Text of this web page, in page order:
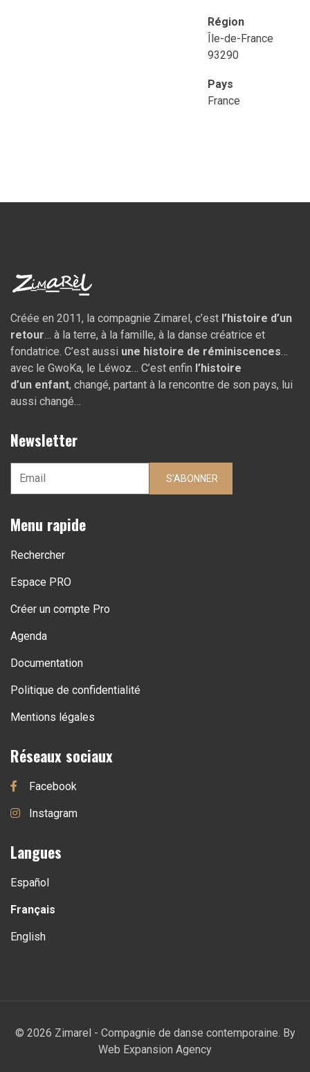
Région
Île-de-France
93290
Pays
France
Créée en 2011, la compagnie Zimarel, c’est l’histoire d’un
retour… à la terre, à la famille, à la danse créatrice et
fondatrice. C’est aussi une histoire de réminiscences…
avec le GwoKa, le Léwoz… C’est enfin l’histoire
d’un enfant, changé, partant à la rencontre de son pays, lui
aussi changé…
Newsletter
S'ABONNER
Menu rapide
Rechercher
Espace PRO
Créer un compte Pro
Agenda
Documentation
Politique de confidentialité
Mentions légales
Réseaux sociaux
Facebook
Instagram
Langues
Español
Français
English
© 2026 Zimarel - Compagnie de danse contemporaine. By
Web Expansion Agency